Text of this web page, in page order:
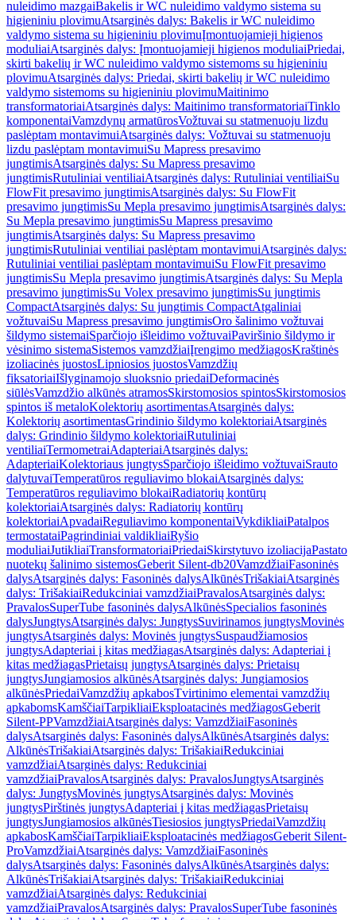
nuleidimo mazgaiBakelis ir WC nuleidimo valdymo sistema su
higieniniu plovimuAtsarginės dalys: Bakelis ir WC nuleidimo
valdymo sistema su higieniniu plovimuĮmontuojamieji higienos
moduliaiAtsarginės dalys: Įmontuojamieji higienos moduliaiPriedai,
skirti bakelių ir WC nuleidimo valdymo sistemoms su higieniniu
plovimuAtsarginės dalys: Priedai, skirti bakelių ir WC nuleidimo
valdymo sistemoms su higieniniu plovimuMaitinimo
transformatoriaiAtsarginės dalys: Maitinimo transformatoriaiTinklo
komponentaiVamzdynų armatūrosVožtuvai su statmenuoju lizdu
paslėptam montavimuiAtsarginės dalys: Vožtuvai su statmenuoju
lizdu paslėptam montavimuiSu Mapress presavimo
jungtimisAtsarginės dalys: Su Mapress presavimo
jungtimisRutuliniai ventiliaiAtsarginės dalys: Rutuliniai ventiliaiSu
FlowFit presavimo jungtimisAtsarginės dalys: Su FlowFit
presavimo jungtimisSu Mepla presavimo jungtimisAtsarginės dalys:
Su Mepla presavimo jungtimisSu Mapress presavimo
jungtimisAtsarginės dalys: Su Mapress presavimo
jungtimisRutuliniai ventiliai paslėptam montavimuiAtsarginės dalys:
Rutuliniai ventiliai paslėptam montavimuiSu FlowFit presavimo
jungtimisSu Mepla presavimo jungtimisAtsarginės dalys: Su Mepla
presavimo jungtimisSu Volex presavimo jungtimisSu jungtimis
CompactAtsarginės dalys: Su jungtimis CompactAtgaliniai
vožtuvaiSu Mapress presavimo jungtimisOro šalinimo vožtuvai
šildymo sistemaiSparčiojo išleidimo vožtuvaiPaviršinio šildymo ir
vėsinimo sistemaSistemos vamzdžiaiĮrengimo medžiagosKraštinės
izoliacinės juostosLipniosios juostosVamzdžių
fiksatoriaiIšlyginamojo sluoksnio priedaiDeformacinės
siūlėsVamzdžio alkūnės atramosSkirstomosios spintosSkirstomosios
spintos iš metaloKolektorių asortimentasAtsarginės dalys:
Kolektorių asortimentasGrindinio šildymo kolektoriaiAtsarginės
dalys: Grindinio šildymo kolektoriaiRutuliniai
ventiliaiTermometraiAdapteriaiAtsarginės dalys:
AdapteriaiKolektoriaus jungtysSparčiojo išleidimo vožtuvaiSrauto
dalytuvaiTemperatūros reguliavimo blokaiAtsarginės dalys:
Temperatūros reguliavimo blokaiRadiatorių kontūrų
kolektoriaiAtsarginės dalys: Radiatorių kontūrų
kolektoriaiApvadaiReguliavimo komponentaiVykdikliaiPatalpos
termostataiPagrindiniai valdikliaiRyšio
moduliaiJutikliaiTransformatoriaiPriedaiSkirstytuvo izoliacijaPastato
nuotekų šalinimo sistemosGeberit Silent-db20VamzdžiaiFasoninės
dalysAtsarginės dalys: Fasoninės dalysAlkūnėsTrišakiaiAtsarginės
dalys: TrišakiaiRedukciniai vamzdžiaiPravalosAtsarginės dalys:
PravalosSuperTube fasoninės dalysAlkūnėsSpecialios fasoninės
dalysJungtysAtsarginės dalys: JungtysSuvirinamos jungtysMovinės
jungtysAtsarginės dalys: Movinės jungtysSuspaudžiamosios
jungtysAdapteriai į kitas medžiagasAtsarginės dalys: Adapteriai į
kitas medžiagasPrietaisų jungtysAtsarginės dalys: Prietaisų
jungtysJungiamosios alkūnėsAtsarginės dalys: Jungiamosios
alkūnėsPriedaiVamzdžių apkabosTvirtinimo elementai vamzdžių
apkabomsKamščiaiTarpikliaiEksploatacinės medžiagosGeberit
Silent-PPVamzdžiaiAtsarginės dalys: VamzdžiaiFasoninės
dalysAtsarginės dalys: Fasoninės dalysAlkūnėsAtsarginės dalys:
AlkūnėsTrišakiaiAtsarginės dalys: TrišakiaiRedukciniai
vamzdžiaiAtsarginės dalys: Redukciniai
vamzdžiaiPravalosAtsarginės dalys: PravalosJungtysAtsarginės
dalys: JungtysMovinės jungtysAtsarginės dalys: Movinės
jungtysPirštinės jungtysAdapteriai į kitas medžiagasPrietaisų
jungtysJungiamosios alkūnėsTiesiosios jungtysPriedaiVamzdžių
apkabosKamščiaiTarpikliaiEksploatacinės medžiagosGeberit Silent-
ProVamzdžiaiAtsarginės dalys: VamzdžiaiFasoninės
dalysAtsarginės dalys: Fasoninės dalysAlkūnėsAtsarginės dalys:
AlkūnėsTrišakiaiAtsarginės dalys: TrišakiaiRedukciniai
vamzdžiaiAtsarginės dalys: Redukciniai
vamzdžiaiPravalosAtsarginės dalys: PravalosSuperTube fasoninės